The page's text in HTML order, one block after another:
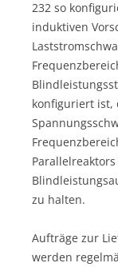
232 so
induktiven
konfiguriert ist,
zu halten.
Aufträge zur
werden